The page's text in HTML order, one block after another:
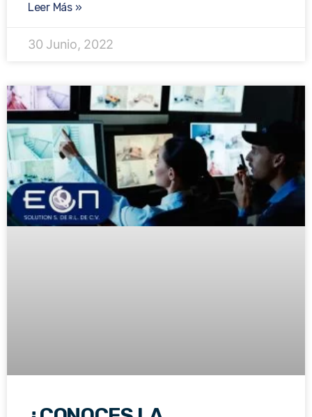
Leer Más »
30 Junio, 2022